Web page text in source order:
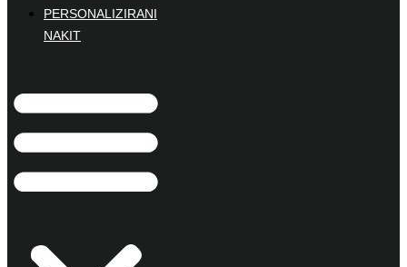
PERSONALIZIRANI
NAKIT